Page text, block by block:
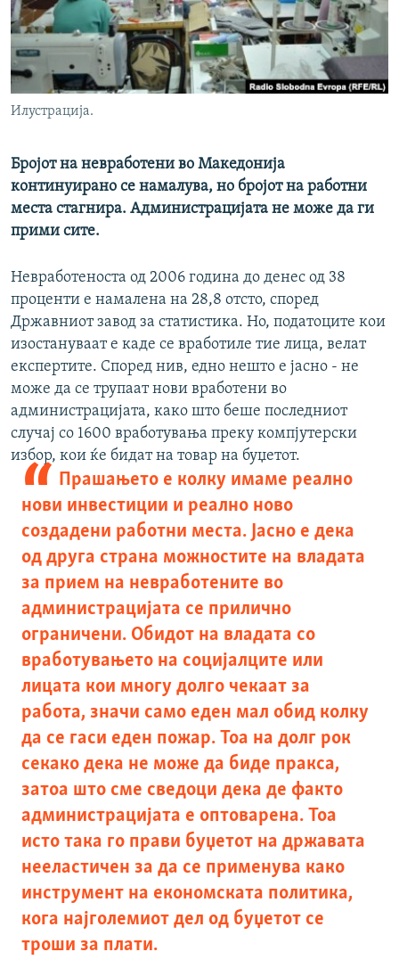
РСЕ веб страници
Илустрација.
Бројот на невработени во Македонија
континуирано се намалува, но бројот на работни
места стагнира. Администрацијата не може да ги
прими сите.
Невработеноста од 2006 година до денес од 38
проценти е намалена на 28,8 отсто, според
Државниот завод за статистика. Но, податоците кои
изостануваат е каде се вработиле тие лица, велат
експертите. Според нив, едно нешто е јасно - не
може да се трупаат нови вработени во
администрацијата, како што беше последниот
случај со 1600 вработувања преку компјутерски
избор, кои ќе бидат на товар на буџетот.
Прашањето е колку имаме реално
нови инвестиции и реално ново
создадени работни места. Јасно е дека
од друга страна можностите на владата
за прием на невработените во
администрацијата се прилично
ограничени. Обидот на владата со
вработувањето на социјалците или
лицата кои многу долго чекаат за
работа, значи само еден мал обид колку
да се гаси еден пожар. Тоа на долг рок
секако дека не може да биде пракса,
затоа што сме сведоци дека де факто
администрацијата е оптоварена. Тоа
исто така го прави буџетот на државата
нееластичен за да се применува како
инструмент на економската политика,
кога најголемиот дел од буџетот се
троши за плати.